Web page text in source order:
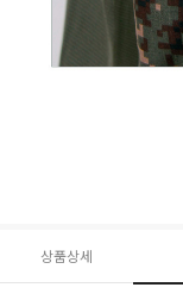
상품상세